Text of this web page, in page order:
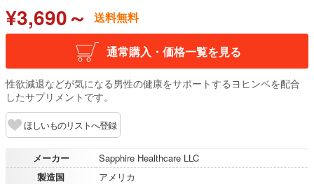
¥3,690～ 送料無料
通常購入・価格一覧を見る
性欲減退などが気になる男性の健康をサポートするヨヒンベを配合
したサプリメントです。
ほしいものリストへ登録
メーカー
Sapphire Healthcare LLC
製造国
アメリカ